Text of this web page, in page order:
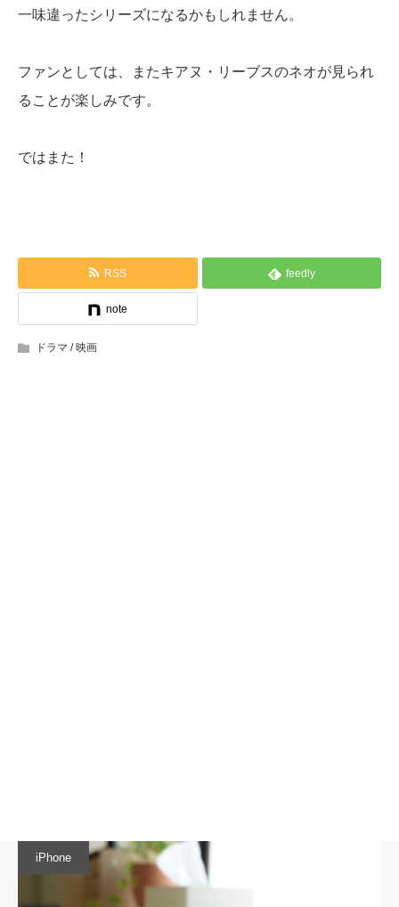
一味違ったシリーズになるかもしれません。
ファンとしては、またキアヌ・リーブスのネオが見られ
ることが楽しみです。
ではまた！
RSS feedly
note
ドラマ / 映画
iPhone